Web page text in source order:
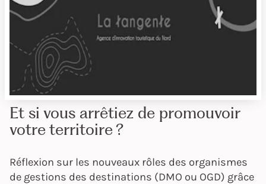
Et si vous arrêtiez de promouvoir
votre territoire ?
Réflexion sur les nouveaux rôles des organismes
de gestions des destinations (DMO ou OGD) grâce